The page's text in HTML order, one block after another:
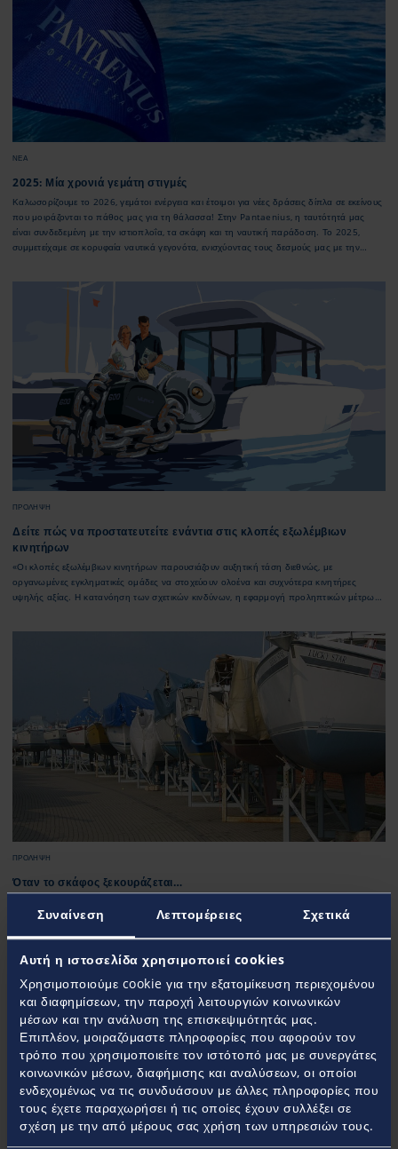
Συναίνεση Λεπτομέρειες Σχετικά
Αυτή η ιστοσελίδα χρησιμοποιεί cookies
Χρησιμοποιούμε cookie για την εξατομίκευση περιεχομένου
και διαφημίσεων, την παροχή λειτουργιών κοινωνικών
μέσων και την ανάλυση της επισκεψιμότητάς μας.
Επιπλέον, μοιραζόμαστε πληροφορίες που αφορούν τον
τρόπο που χρησιμοποιείτε τον ιστότοπό μας με συνεργάτες
κοινωνικών μέσων, διαφήμισης και αναλύσεων, οι οποίοι
ενδεχομένως να τις συνδυάσουν με άλλες πληροφορίες που
τους έχετε παραχωρήσει ή τις οποίες έχουν συλλέξει σε
σχέση με την από μέρους σας χρήση των υπηρεσιών τους.
ΝΈΑ
2025: Μία χρονιά γεμάτη στιγμές
Καλωσορίζουμε το 2026, γεμάτοι ενέργεια και έτοιμοι για νέες δράσεις δίπλα σε εκείνους
που μοιράζονται το πάθος μας για τη θάλασσα! Στην Pantaenius, η ταυτότητά μας
είναι συνδεδεμένη με την ιστιοπλοΐα, τα σκάφη και τη ναυτική παράδοση. Το 2025,
συμμετείχαμε σε κορυφαία ναυτικά γεγονότα, ενισχύοντας τους δεσμούς μας με την
ΠΡΌΛΗΨΗ
Δείτε πώς να προστατευτείτε ενάντια στις κλοπές εξωλέμβιων
κινητήρων
«Οι κλοπές εξωλέμβιων κινητήρων παρουσιάζουν αυξητική τάση διεθνώς, με
οργανωμένες εγκληματικές ομάδες να στοχεύουν ολοένα και συχνότερα κινητήρες
υψηλής αξίας. Η κατανόηση των σχετικών κινδύνων, η εφαρμογή προληπτικών μέτρων
ΠΡΌΛΗΨΗ
Όταν το σκάφος ξεκουράζεται…
σκάφος μας να ξεκουραστεί από τις θερινές εξορμήσεις μας, σε ένα πάρκινγκ σκαφών
για τα επόμενα ταξίδια του.